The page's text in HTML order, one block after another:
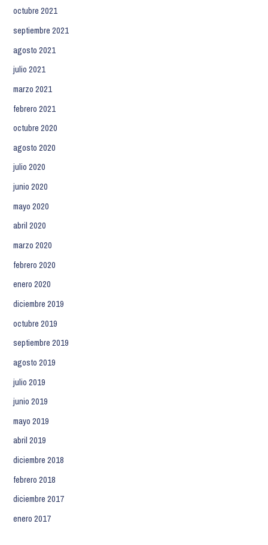
octubre 2021
septiembre 2021
agosto 2021
julio 2021
marzo 2021
febrero 2021
octubre 2020
agosto 2020
julio 2020
junio 2020
mayo 2020
abril 2020
marzo 2020
febrero 2020
enero 2020
diciembre 2019
octubre 2019
septiembre 2019
agosto 2019
julio 2019
junio 2019
mayo 2019
abril 2019
diciembre 2018
febrero 2018
diciembre 2017
enero 2017